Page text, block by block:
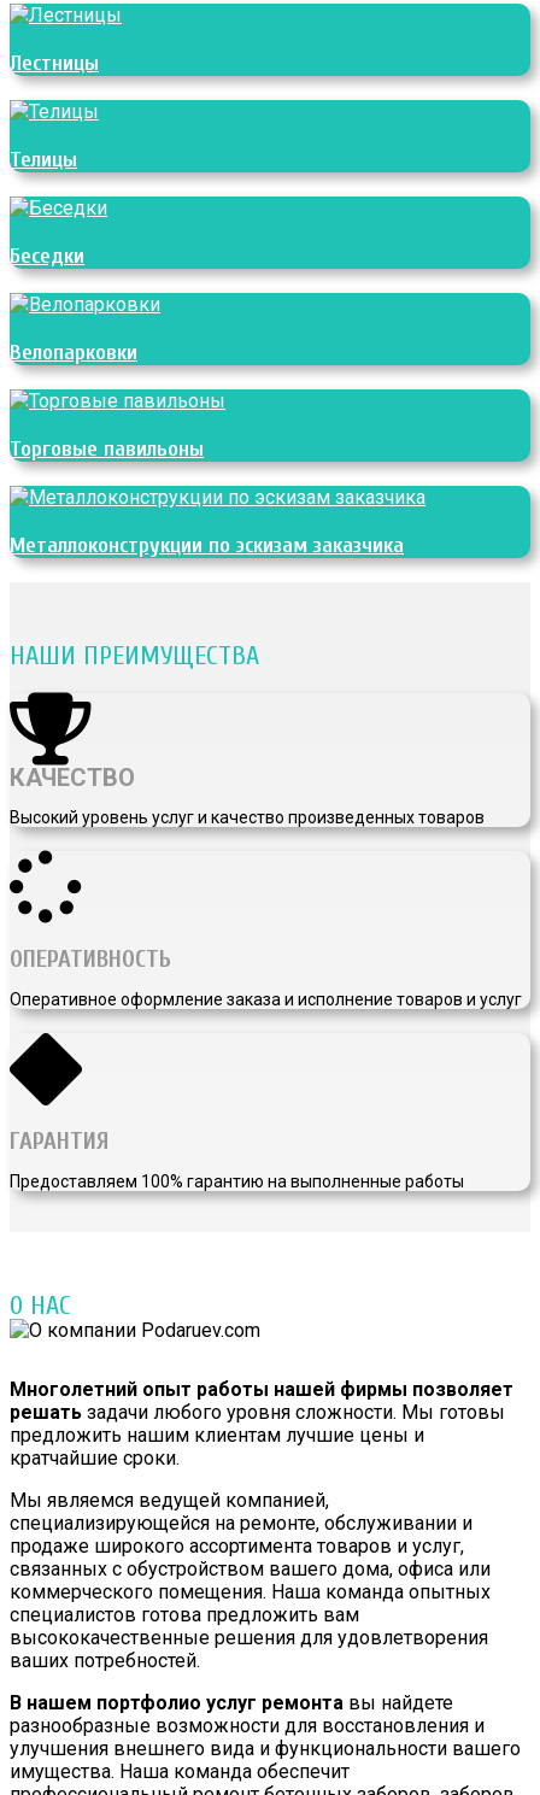
Лестницы
Телицы
Беседки
Велопарковки
Торговые павильоны
Металлоконструкции по эскизам заказчика
НАШИ ПРЕИМУЩЕСТВА
КАЧЕСТВО
Высокий уровень услуг и качество произведенных товаров
ОПЕРАТИВНОСТЬ
Оперативное оформление заказа и исполнение товаров и услуг
ГАРАНТИЯ
Предоставляем 100% гарантию на выполненные работы
О НАС
Многолетний опыт работы нашей фирмы позволяет
решать задачи любого уровня сложности. Мы готовы
предложить нашим клиентам лучшие цены и
кратчайшие сроки.
Мы являемся ведущей компанией,
специализирующейся на ремонте, обслуживании и
продаже широкого ассортимента товаров и услуг,
связанных с обустройством вашего дома, офиса или
коммерческого помещения. Наша команда опытных
специалистов готова предложить вам
высококачественные решения для удовлетворения
ваших потребностей.
В нашем портфолио услуг ремонта вы найдете
разнообразные возможности для восстановления и
улучшения внешнего вида и функциональности вашего
имущества. Наша команда обеспечит